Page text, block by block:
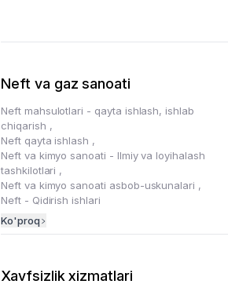
Neft va gaz sanoati
Neft mahsulotlari - qayta ishlash, ishlab
chiqarish ,
Neft qayta ishlash ,
Neft va kimyo sanoati - Ilmiy va loyihalash
tashkilotlari ,
Neft va kimyo sanoati asbob-uskunalari ,
Neft - Qidirish ishlari
Ko'proq
Xavfsizlik xizmatlari